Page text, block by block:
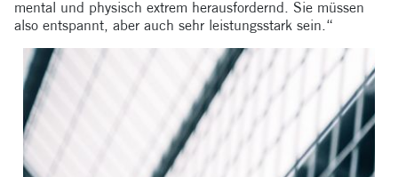
mental und physisch extrem herausfordernd. Sie müssen
also entspannt, aber auch sehr leistungsstark sein.“